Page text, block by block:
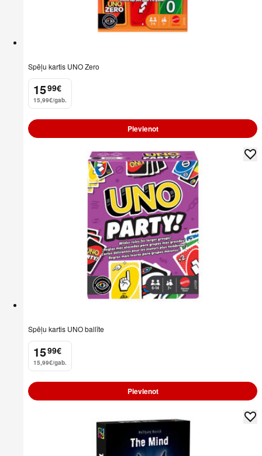
Spēļu kartis UNO Zero
15
. 99€
15,99€/gab.
Pievienot
Spēļu kartis UNO ballīte
15
. 99€
15,99€/gab.
Pievienot